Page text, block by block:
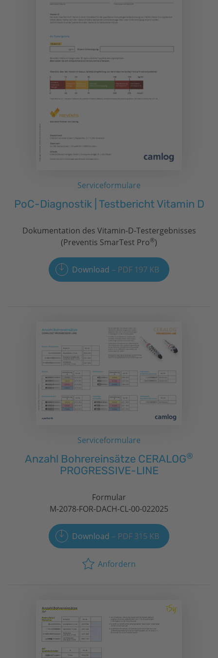
Serviceformulare
PoC-Diagnostik | Testbericht Vitamin D
Dokumentation des Vitamin-D-Testergebnisses
(Preventis SmarTest Pro®)
Download PDF 197 KB
Serviceformulare
Anzahl Bohrereinsätze CERALOG®
PROGRESSIVE-LINE
Formular
M-2078-FOR-DACH-CL-00-022025
Download PDF 315 KB
Anfordern